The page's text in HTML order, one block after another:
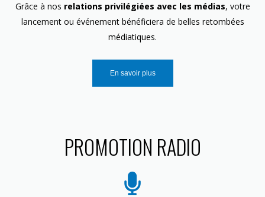
Grâce à nos relations privilégiées avec les médias, votre
lancement ou événement bénéficiera de belles retombées
médiatiques.
En savoir plus
PROMOTION RADIO